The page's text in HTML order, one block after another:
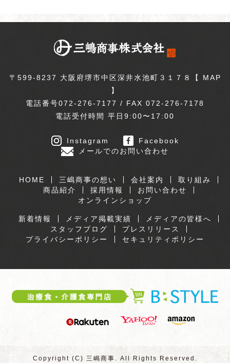
〒599-8237 大阪府堺市中区深井水池町３１７８【 MAP
】
電話番号072-276-7177 / FAX 072-276-7178
電話受付時間 平日9:00〜17:00
Instagram
Facebook
メールでのお問い合わせ
HOME 三嶋商事の想い 会社案内
取り組み
商品紹介
採用情報
お問い合わせ
オンラインショップ
新着情報 メディア掲載実績
メディアの皆様へ
スタッフブログ
プレスリリース
プライバシーポリシー
セキュリティポリシー
Copyright (C) 三嶋商事. All Rights Reserved.